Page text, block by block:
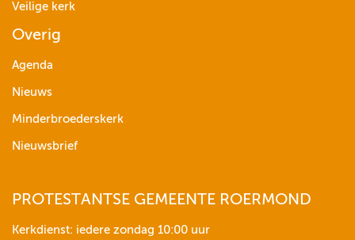
Veilige kerk
Overig
Agenda
Nieuws
Minderbroederskerk
Nieuwsbrief
PROTESTANTSE GEMEENTE ROERMOND
Kerkdienst: iedere zondag 10:00 uur